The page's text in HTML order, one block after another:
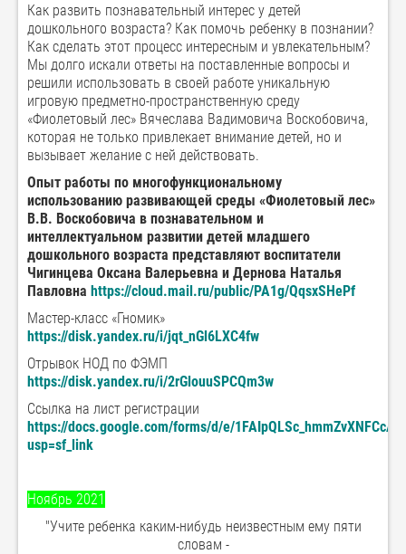
Как развить познавательный интерес у детей
дошкольного возраста? Как помочь ребенку в познании?
Как сделать этот процесс интересным и увлекательным?
Мы долго искали ответы на поставленные вопросы и
решили использовать в своей работе уникальную
игровую предметно-пространственную среду
«Фиолетовый лес» Вячеслава Вадимовича Воскобовича,
которая не только привлекает внимание детей, но и
вызывает желание с ней действовать.
Опыт работы по многофункциональному
использованию развивающей среды «Фиолетовый лес»
В.В. Воскобовича в познавательном и
интеллектуальном развитии детей младшего
дошкольного возраста представляют воспитатели
Чигинцева Оксана Валерьевна и Дернова Наталья
Павловна https://cloud.mail.ru/public/PA1g/QqsxSHePf
Мастер-класс «Гномик»
https://disk.yandex.ru/i/jqt_nGl6LXC4fw
Отрывок НОД по ФЭМП
https://disk.yandex.ru/i/2rGlouuSPCQm3w
Ссылка на лист регистрации
https://docs.google.com/forms/d/e/
usp=sf_link
Ноябрь 2021
"Учите ребенка каким-нибудь неизвестным ему пяти
словам -